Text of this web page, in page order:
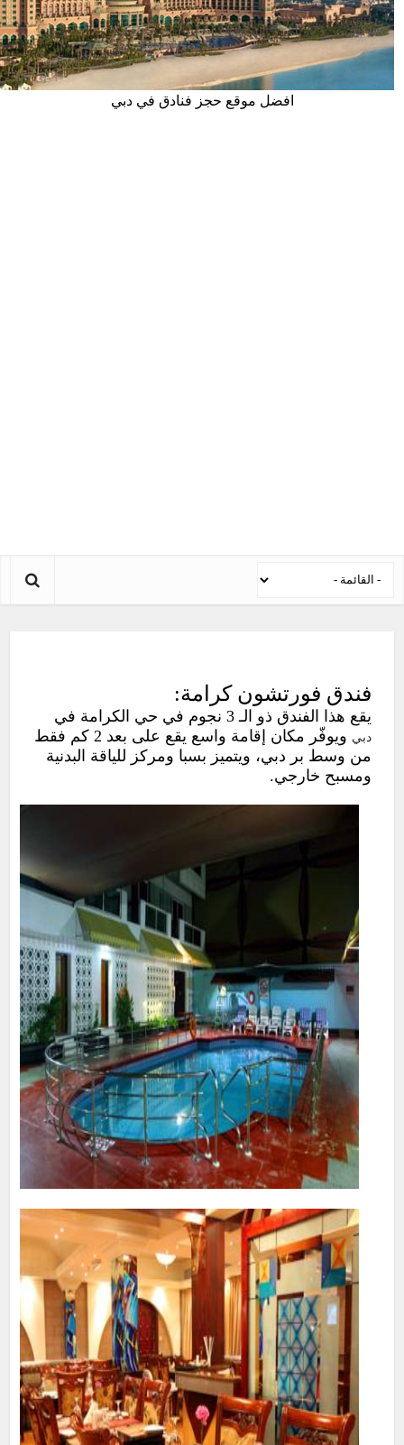
افضل موقع حجز فنادق في دبي
فندق فورتشون كرامة:
يقع هذا الفندق ذو الـ 3 نجوم في حي الكرامة في
دبي
ويوفّر مكان إقامة واسع يقع على بعد 2 كم فقط
من وسط بر دبي، ويتميز بسبا ومركز للياقة البدنية
ومسبح خارجي.